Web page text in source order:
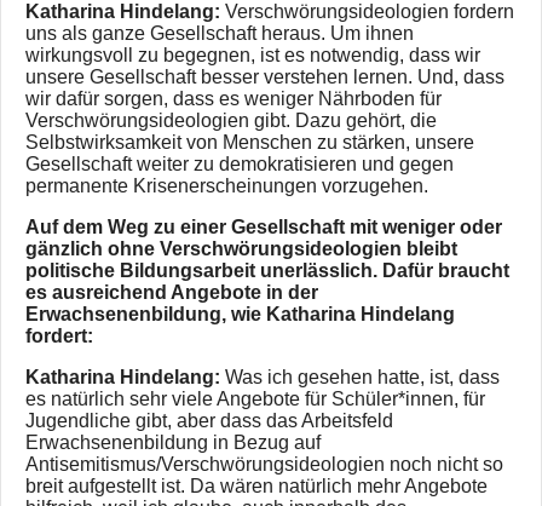
Katharina Hindelang: Verschwörungsideologien fordern
uns als ganze Gesellschaft heraus. Um ihnen
wirkungsvoll zu begegnen, ist es notwendig, dass wir
unsere Gesellschaft besser verstehen lernen. Und, dass
wir dafür sorgen, dass es weniger Nährboden für
Verschwörungsideologien gibt. Dazu gehört, die
Selbstwirksamkeit von Menschen zu stärken, unsere
Gesellschaft weiter zu demokratisieren und gegen
permanente Krisenerscheinungen vorzugehen.
Auf dem Weg zu einer Gesellschaft mit weniger oder
gänzlich ohne Verschwörungsideologien bleibt
politische Bildungsarbeit unerlässlich. Dafür braucht
es ausreichend Angebote in der
Erwachsenenbildung, wie Katharina Hindelang
fordert:
Katharina Hindelang: Was ich gesehen hatte, ist, dass
es natürlich sehr viele Angebote für Schüler*innen, für
Jugendliche gibt, aber dass das Arbeitsfeld
Erwachsenenbildung in Bezug auf
Antisemitismus/Verschwörungsideologien noch nicht so
breit aufgestellt ist. Da wären natürlich mehr Angebote